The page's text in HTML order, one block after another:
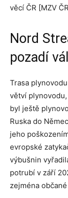
věcí ČR [MZV
Nord
pozadí
Trasa
větví
byl ještě
Ruska do
jeho
evropské
výbušnin
potrubí v září
zejména